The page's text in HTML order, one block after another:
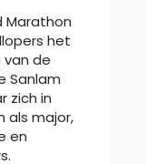
Marathon
het
van de
Sanlam
zich in
als major,
en